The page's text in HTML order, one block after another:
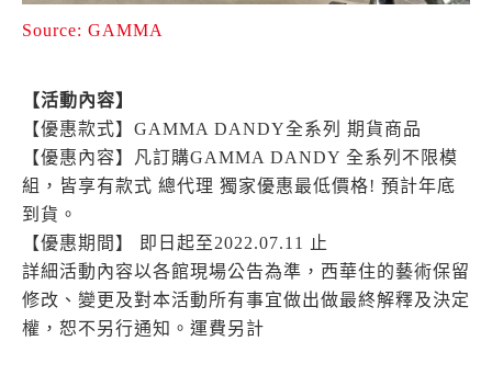
Source: GAMMA
【活動內容】
【優惠款式】GAMMA DANDY全系列 期貨商品
【優惠內容】凡訂購GAMMA DANDY 全系列不限模
組，皆享有款式 總代理 獨家優惠最低價格! 預計年底
到貨。
【優惠期間】 即日起至2022.07.11 止
詳細活動內容以各館現場公告為準，西華住的藝術保留
修改、變更及對本活動所有事宜做出做最終解釋及決定
權，恕不另行通知。運費另計